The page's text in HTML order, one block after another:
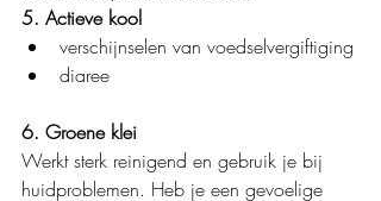
5. Actieve kool
verschijnselen van voedselvergiftiging
diaree
6. Groene klei
Werkt sterk reinigend en gebruik je bij
huidproblemen. Heb je een gevoelige